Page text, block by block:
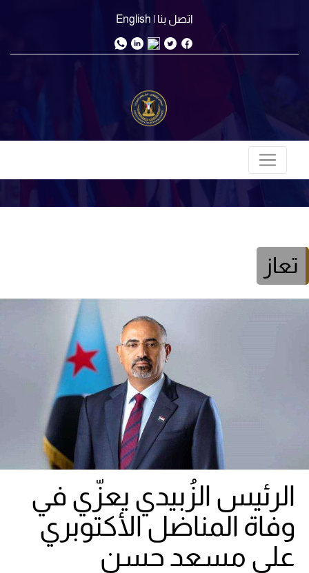
اتصل بنا | English
تعاز
الرئيس الزُبيدي يعزّي في
وفاة المناضل الأكتوبري
علي مسعد حسن